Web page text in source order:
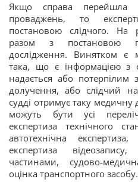
Якщо справа перейшла
проваджень, то
постановою слідчого. На
разом з постановою
дослідження. Винятком є
така, що є інформацією з
надається або
долучення, або слідчий на
судді отримує таку медичну
можуть бути усі
експертиза технічного
автотехнічна експертиза,
експертиза
частинами, судово-
оцінка транспортного засобу.